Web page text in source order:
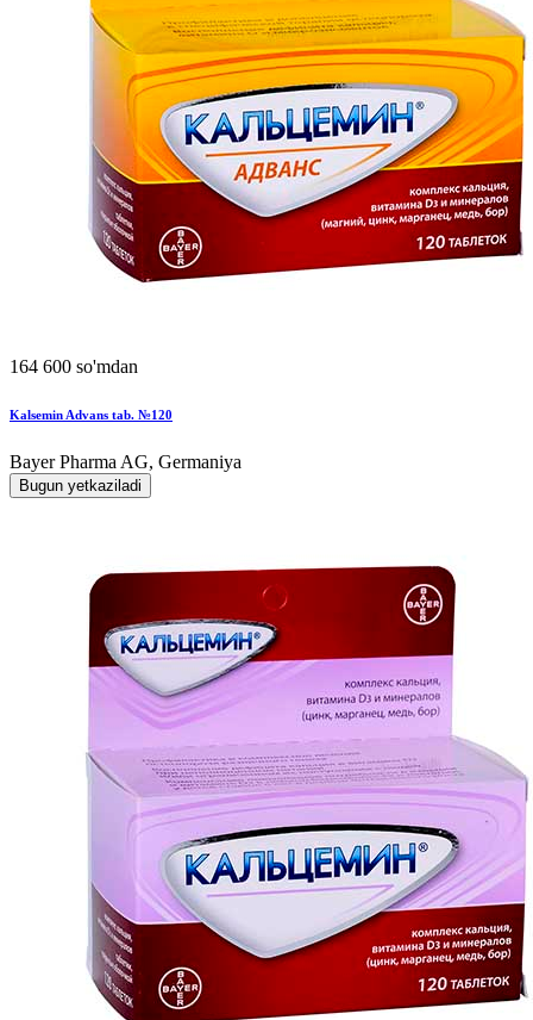
164 600 so'mdan
Kalsemin Advans tab. №120
Bayer Pharma AG, Germaniya
Bugun yetkaziladi